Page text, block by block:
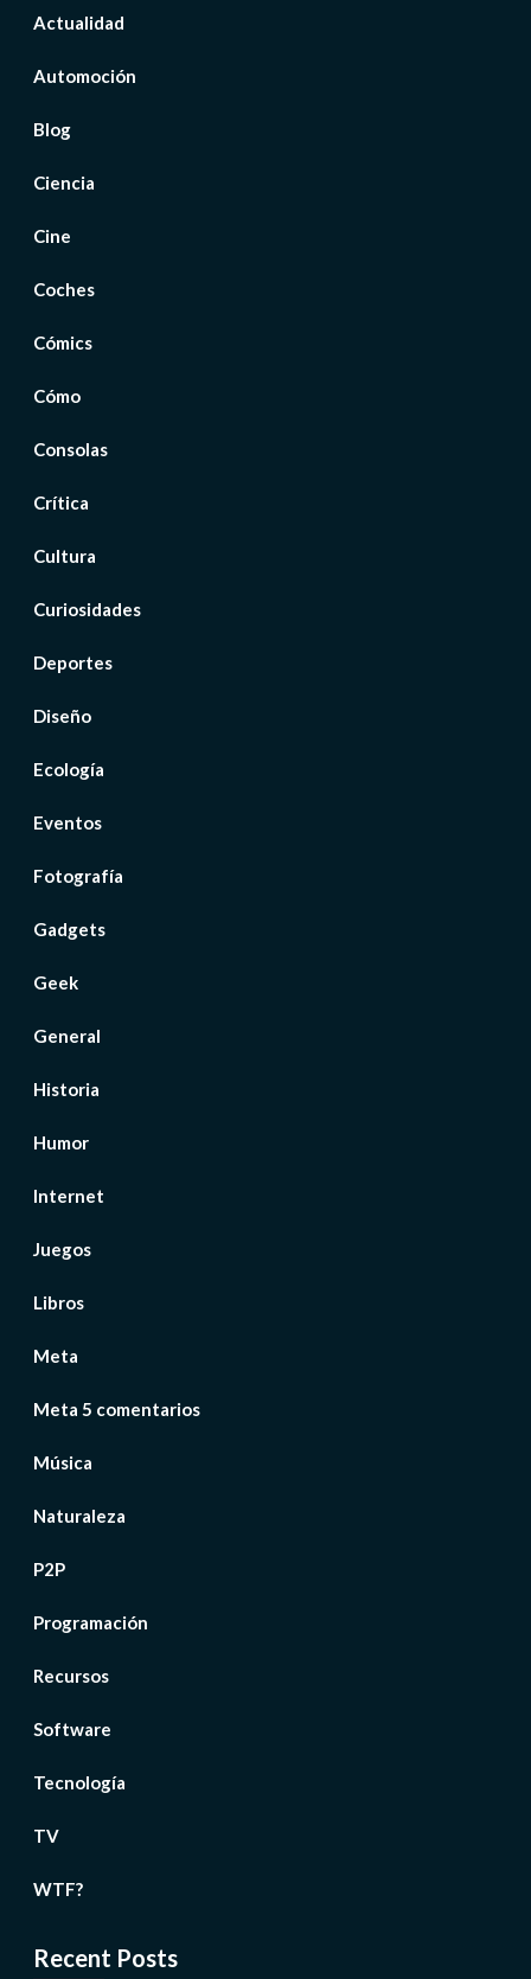
Actualidad
Automoción
Blog
Ciencia
Cine
Coches
Cómics
Cómo
Consolas
Crítica
Cultura
Curiosidades
Deportes
Diseño
Ecología
Eventos
Fotografía
Gadgets
Geek
General
Historia
Humor
Internet
Juegos
Libros
Meta
Meta 5 comentarios
Música
Naturaleza
P2P
Programación
Recursos
Software
Tecnología
TV
WTF?
Recent Posts